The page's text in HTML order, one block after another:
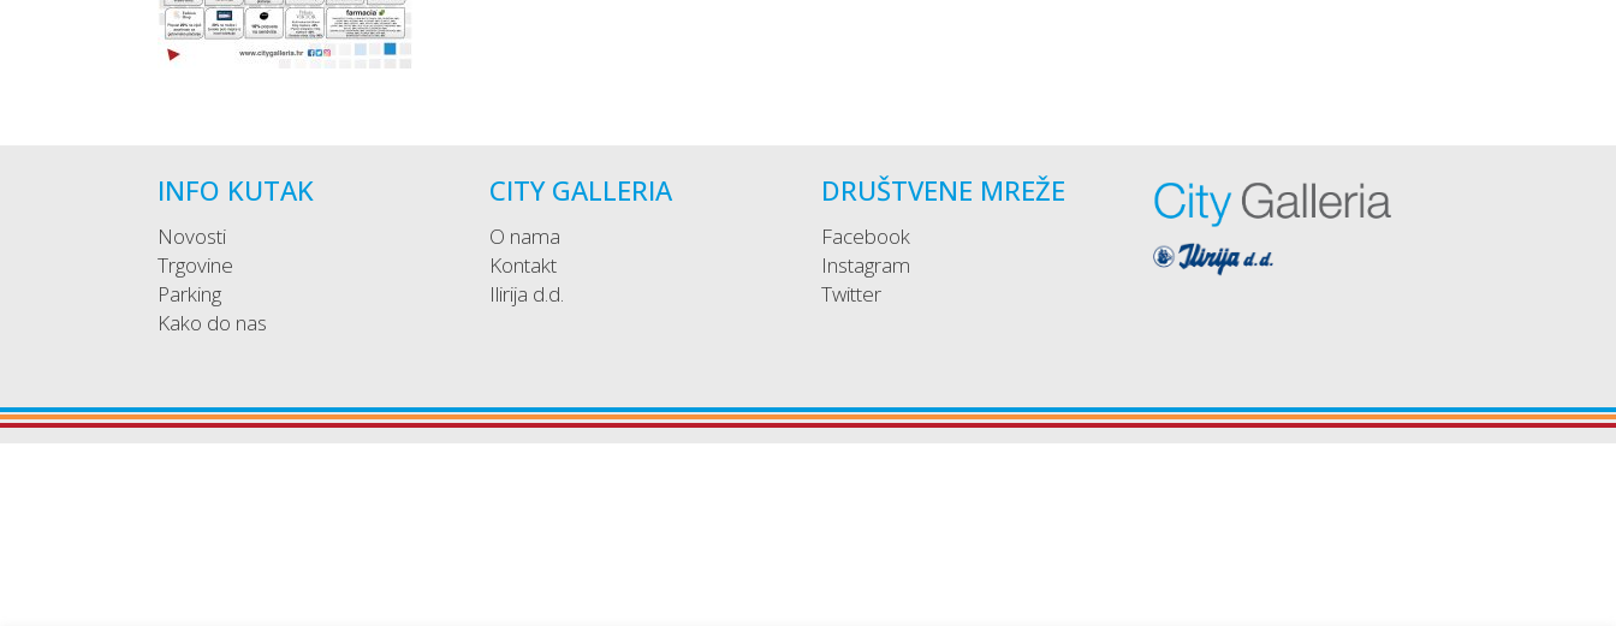
INFO KUTAK
Novosti
Trgovine
Parking
Kako do nas
CITY GALLERIA
O nama
Kontakt
Ilirija d.d.
DRUŠTVENE MREŽE
Facebook
Instagram
Twitter